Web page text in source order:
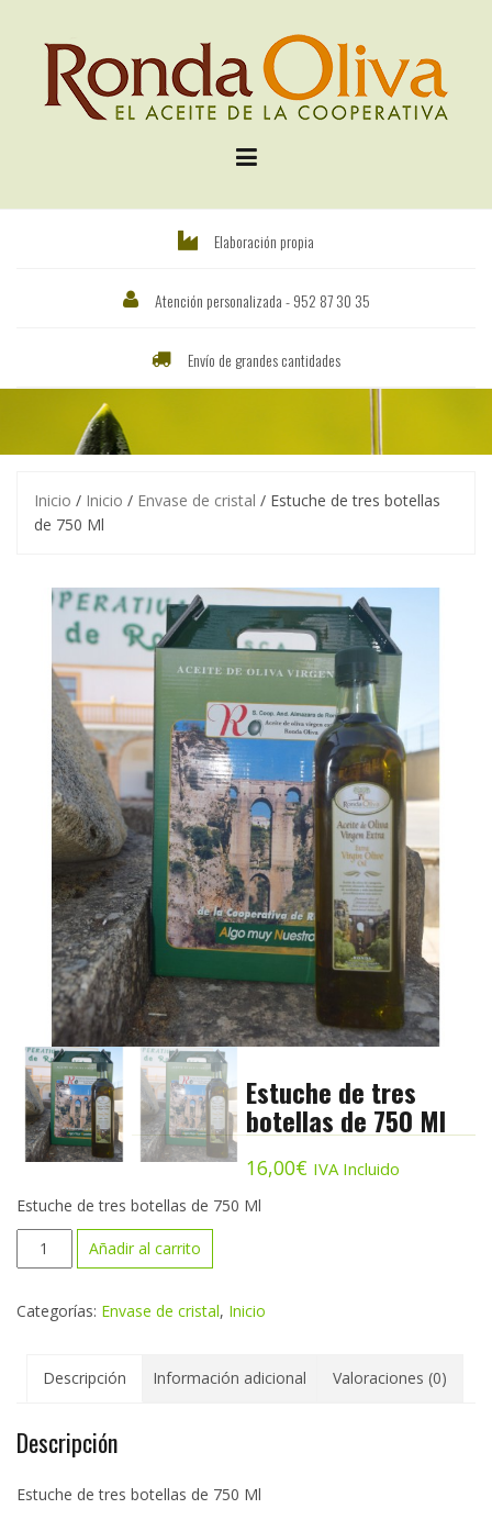
contenido
Elaboración propia
Atención personalizada - 952 87 30 35
Envío de grandes cantidades
Inicio / Inicio / Envase de cristal / Estuche de tres botellas
de 750 Ml
Estuche de tres
botellas de 750 Ml
16,00€ IVA Incluido
Estuche de tres botellas de 750 Ml
Estuche
de
botellas
Añadir al carrito
Categorías: Envase de cristal, Inicio
Descripción Información adicional Valoraciones (0)
Descripción
Estuche de tres botellas de 750 Ml